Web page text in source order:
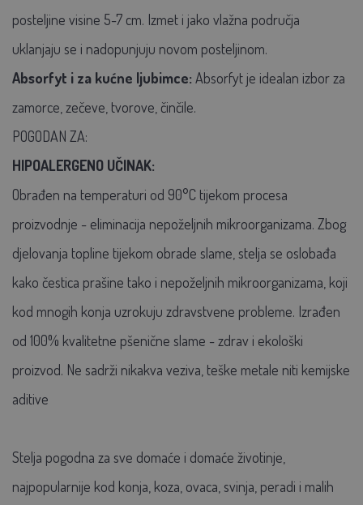
posteljine visine 5-7 cm. Izmet i jako vlažna područja
uklanjaju se i nadopunjuju novom posteljinom.
Absorfyt i za kućne ljubimce: Absorfyt je idealan izbor za
zamorce, zečeve, tvorove, činčile.
POGODAN ZA:
HIPOALERGENO UČINAK:
Obrađen na temperaturi od 90°C tijekom procesa
proizvodnje - eliminacija nepoželjnih mikroorganizama. Zbog
djelovanja topline tijekom obrade slame, stelja se oslobađa
kako čestica prašine tako i nepoželjnih mikroorganizama, koji
kod mnogih konja uzrokuju zdravstvene probleme. Izrađen
od 100% kvalitetne pšenične slame - zdrav i ekološki
proizvod. Ne sadrži nikakva veziva, teške metale niti kemijske
aditive
Stelja pogodna za sve domaće i domaće životinje,
najpopularnije kod konja, koza, ovaca, svinja, peradi i malih